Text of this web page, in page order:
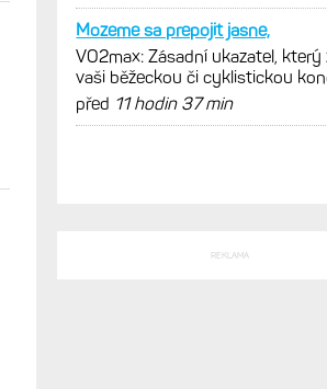
Mozeme sa prepojit jasne,
VO2max: Zásadní ukazatel, který
vaši běžeckou či cyklistickou
před 11 hodin 37 min
REKLAMA